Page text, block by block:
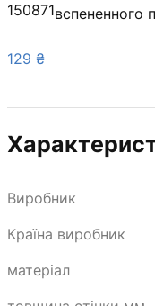
150871вспененного
129 ₴
Виробник
Країна виробник
матеріал